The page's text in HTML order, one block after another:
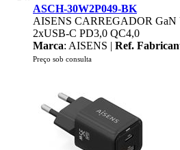
ASCH-30W2P049-BK
AISENS CARREGADOR
2xUSB-C PD3,0 QC4,0
Marca: AISENS | Ref.
Preço sob consulta